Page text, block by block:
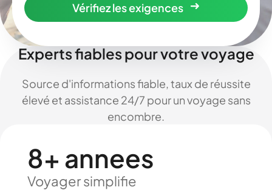
Vérifiez les exigences
Experts fiables pour votre voyage
Source d'informations fiable, taux de réussite
élevé et assistance 24/7 pour un voyage sans
encombre.
8+ annees
Voyager simplifie